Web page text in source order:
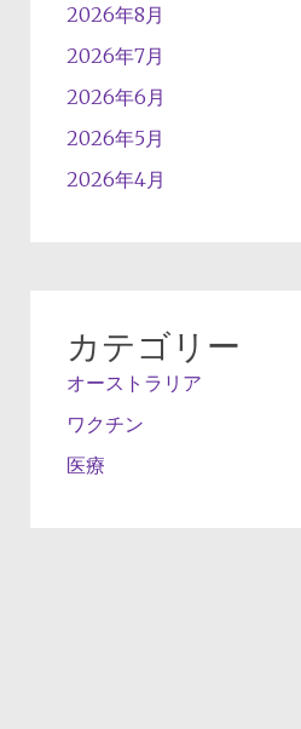
2026年8月
2026年7月
2026年6月
2026年5月
2026年4月
カテゴリー
オーストラリア
ワクチン
医療